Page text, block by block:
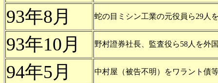
93年8月 蛇の目ミシン工業の元役員ら29人
93年10月 野村證券社長、監査役ら58人を外
94年5月 中村屋（被告不明）をワラント債